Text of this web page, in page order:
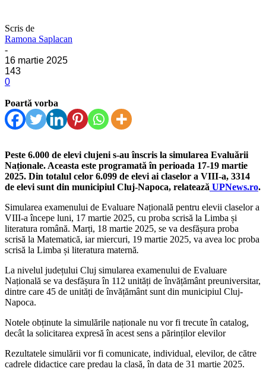
Scris de
Ramona Saplacan
-
16 martie 2025
143
0
Poartă vorba
Peste 6.000 de elevi clujeni s-au înscris la simularea Evaluării
Naționale. Aceasta este programată în perioada 17-19 martie
2025. Din totalul celor 6.099 de elevi ai claselor a VIII-a, 3314
de elevi sunt din municipiul Cluj-Napoca, relatează UPNews.ro.
Simularea examenului de Evaluare Națională pentru elevii claselor a
VIII-a începe luni, 17 martie 2025, cu proba scrisă la Limba și
literatura română. Marți, 18 martie 2025, se va desfășura proba
scrisă la Matematică, iar miercuri, 19 martie 2025, va avea loc proba
scrisă la Limba și literatura maternă.
La nivelul județului Cluj simularea examenului de Evaluare
Națională se va desfășura în 112 unități de învățământ preuniversitar,
dintre care 45 de unități de învățământ sunt din municipiul Cluj-
Napoca.
Notele obținute la simulările naționale nu vor fi trecute în catalog,
decât la solicitarea expresă în acest sens a părinților elevilor
Rezultatele simulării vor fi comunicate, individual, elevilor, de către
cadrele didactice care predau la clasă, în data de 31 martie 2025.